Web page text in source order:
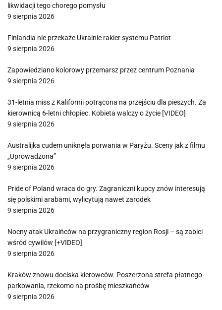
likwidacji tego chorego pomysłu
9 sierpnia 2026
Finlandia nie przekaże Ukrainie rakier systemu Patriot
9 sierpnia 2026
Zapowiedziano kolorowy przemarsz przez centrum Poznania
9 sierpnia 2026
31-letnia miss z Kalifornii potrącona na przejściu dla pieszych. Za
kierownicą 6-letni chłopiec. Kobieta walczy o życie [VIDEO]
9 sierpnia 2026
Australijka cudem uniknęła porwania w Paryżu. Sceny jak z filmu
„Uprowadzona”
9 sierpnia 2026
Pride of Poland wraca do gry. Zagraniczni kupcy znów interesują
się polskimi arabami, wylicytują nawet zarodek
9 sierpnia 2026
Nocny atak Ukraińców na przygraniczny region Rosji – są zabici
wśród cywilów [+VIDEO]
9 sierpnia 2026
Kraków znowu dociska kierowców. Poszerzona strefa płatnego
parkowania, rzekomo na prośbę mieszkańców
9 sierpnia 2026